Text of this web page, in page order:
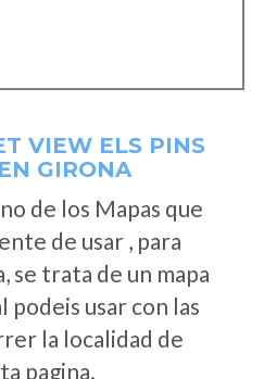
VIEW ELS PINS
GIRONA
de los Mapas que
de usar , para
se trata de un mapa
usar con las
la localidad de
pagina.